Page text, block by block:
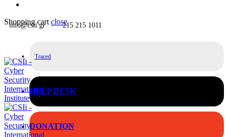
Shopping cart close
info@csii.gr 215 215 1011
Traced
HELP DESK
DONATION